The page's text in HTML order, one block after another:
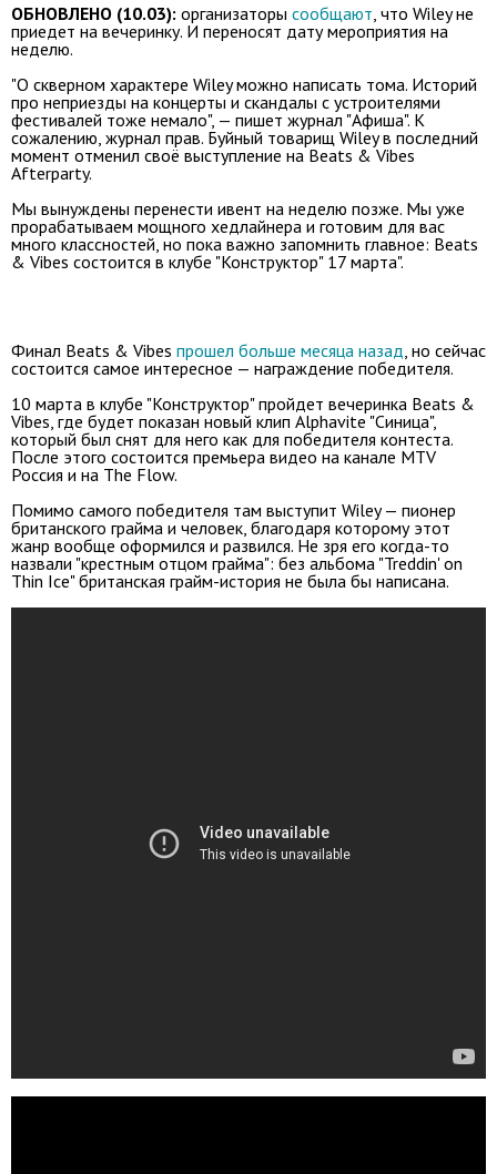
ОБНОВЛЕНО (10.03): организаторы сообщают , что Wiley не
приедет на вечеринку. И переносят дату мероприятия на
неделю.
"О скверном характере Wiley можно написать тома. Историй
про неприезды на концерты и скандалы с устроителями
фестивалей тоже немало", — пишет журнал "Афиша". К
сожалению, журнал прав. Буйный товарищ Wiley в последний
момент отменил своё выступление на Beats & Vibes
Afterparty.
Мы вынуждены перенести ивент на неделю позже. Мы уже
прорабатываем мощного хедлайнера и готовим для вас
много классностей, но пока важно запомнить главное: Beats
& Vibes состоится в клубе "Конструктор" 17 марта".
Финал Beats & Vibes прошел больше месяца назад , но сейчас
состоится самое интересное — награждение победителя.
10 марта в клубе "Конструктор" пройдет вечеринка Beats &
Vibes, где будет показан новый клип Alphavite "Синица",
который был снят для него как для победителя контеста.
После этого состоится премьера видео на канале MTV
Россия и на The Flow.
Помимо самого победителя там выступит Wiley — пионер
британского грайма и человек, благодаря которому этот
жанр вообще оформился и развился. Не зря его когда-то
назвали "крестным отцом грайма": без альбома "Treddin' on
Thin Ice" британская грайм-история не была бы написана.